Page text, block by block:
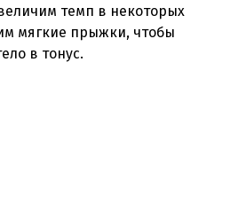
темп в некоторых
мягкие прыжки, чтобы
в тонус.